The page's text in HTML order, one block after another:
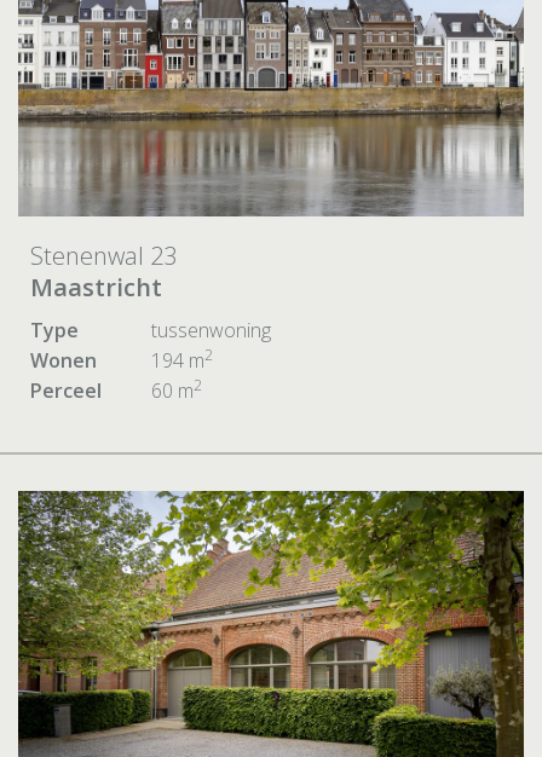
Stenenwal 23
Maastricht
Type
tussenwoning
Wonen
194 m2
Perceel 60 m2